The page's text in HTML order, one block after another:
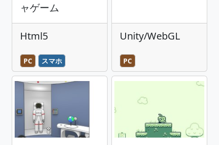
ャゲーム
Html5
PC スマホ
Unity/WebGL
PC